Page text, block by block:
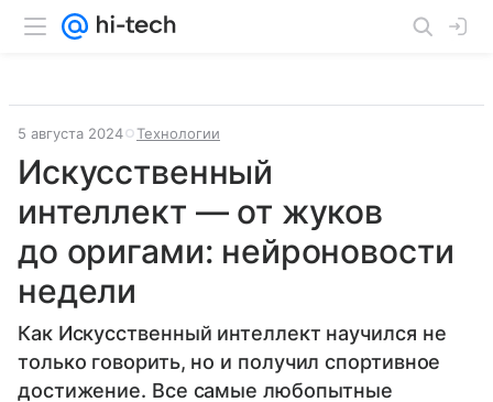
5 августа 2024 Технологии
Искусственный
интеллект — от жуков
до оригами: нейроновости
недели
Как Искусственный интеллект научился не
только говорить, но и получил спортивное
достижение. Все самые любопытные